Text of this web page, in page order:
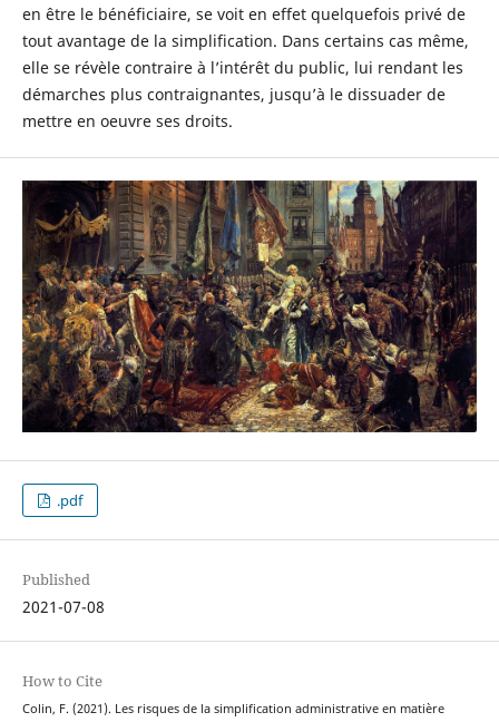
en être le bénéficiaire, se voit en effet quelquefois privé de
tout avantage de la simplification. Dans certains cas même,
elle se révèle contraire à l’intérêt du public, lui rendant les
démarches plus contraignantes, jusqu’à le dissuader de
mettre en oeuvre ses droits.
.pdf
Published
2021-07-08
How to Cite
Colin, F. (2021). Les risques de la simplification administrative en matière